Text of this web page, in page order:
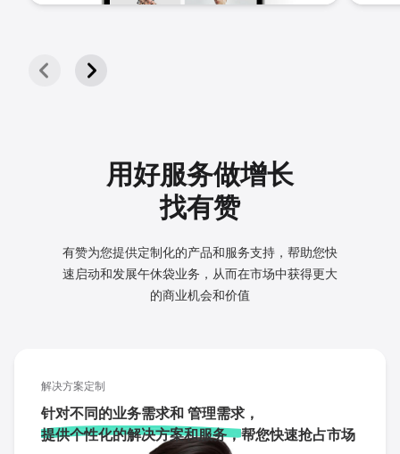
用好服务做增长
找有赞
有赞为您提供定制化的产品和服务支持，帮助您快
速启动和发展午休袋业务，从而在市场中获得更大
的商业机会和价值
解决方案定制
针对不同的业务需求和 管理需求，
提供个性化的解决方案和服务，帮您快速抢占市场